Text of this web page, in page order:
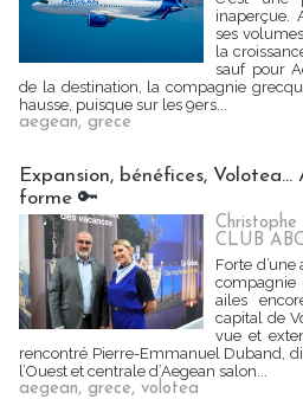
inaperçue.
ses
la
sauf pour
de la destination, la compagnie
hausse, puisque sur les 9ers...
aegean, grece
Expansion, bénéfices,
forme 🔑
CLUB
Forte
compagnie
ailes
capital de
vue et
rencontré Pierre-Emmanuel Duband,
l’Ouest et centrale d’Aegean salon...
aegean, grece, volotea